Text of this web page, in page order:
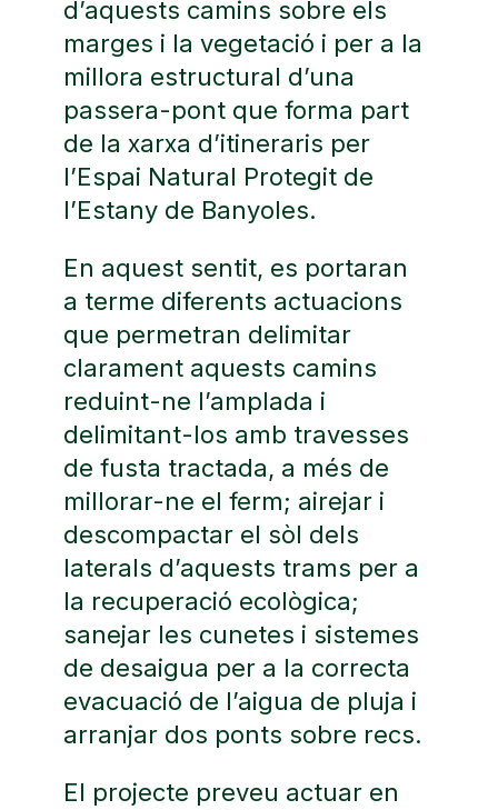
d’aquests camins sobre els
marges i la vegetació i per a la
millora estructural d’una
passera-pont que forma part
de la xarxa d’itineraris per
l’Espai Natural Protegit de
l’Estany de Banyoles.
En aquest sentit, es portaran
a terme diferents actuacions
que permetran delimitar
clarament aquests camins
reduint-ne l’amplada i
delimitant-los amb travesses
de fusta tractada, a més de
millorar-ne el ferm; airejar i
descompactar el sòl dels
laterals d’aquests trams per a
la recuperació ecològica;
sanejar les cunetes i sistemes
de desaigua per a la correcta
evacuació de l’aigua de pluja i
arranjar dos ponts sobre recs.
El projecte preveu actuar en